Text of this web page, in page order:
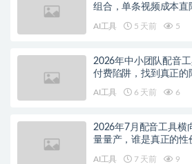
组合，单条视频成本直
AI工具 5 天前 5
2026年中小团队配音
付费陷阱，找到真正的
AI工具 6 天前 6
2026年7月配音工具横
量量产，谁是真正的性
AI工具 7 天前 9